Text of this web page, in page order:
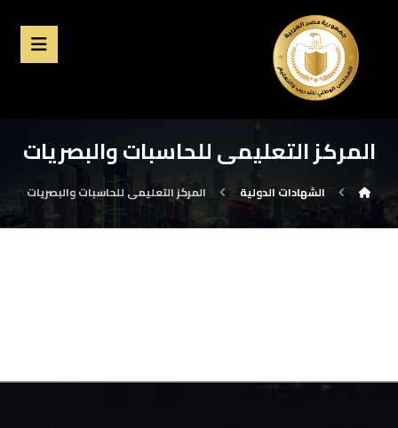
المركز التعليمى للحاسبات والبصريات
الشهادات الدولية المركز التعليمى للحاسبات والبصريات